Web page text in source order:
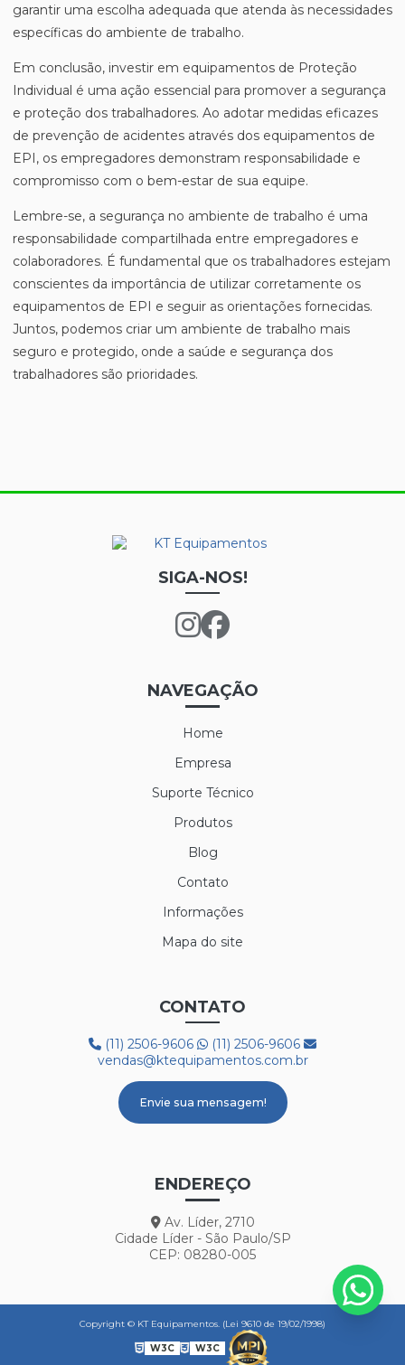
garantir uma escolha adequada que atenda às necessidades
específicas do ambiente de trabalho.
Em conclusão, investir em equipamentos de Proteção
Individual é uma ação essencial para promover a segurança
e proteção dos trabalhadores. Ao adotar medidas eficazes
de prevenção de acidentes através dos equipamentos de
EPI, os empregadores demonstram responsabilidade e
compromisso com o bem-estar de sua equipe.
Lembre-se, a segurança no ambiente de trabalho é uma
responsabilidade compartilhada entre empregadores e
colaboradores. É fundamental que os trabalhadores estejam
conscientes da importância de utilizar corretamente os
equipamentos de EPI e seguir as orientações fornecidas.
Juntos, podemos criar um ambiente de trabalho mais
seguro e protegido, onde a saúde e segurança dos
trabalhadores são prioridades.
SIGA-NOS!
NAVEGAÇÃO
Home
Empresa
Suporte Técnico
Produtos
Blog
Contato
Informações
Mapa do site
CONTATO
(11) 2506-9606
(11) 2506-9606
vendas@ktequipamentos.com.br
Envie sua mensagem!
ENDEREÇO
Av. Líder, 2710
Cidade Líder - São Paulo/SP
CEP: 08280-005
Copyright © KT Equipamentos. (Lei 9610 de 19/02/1998)
W3C W3C